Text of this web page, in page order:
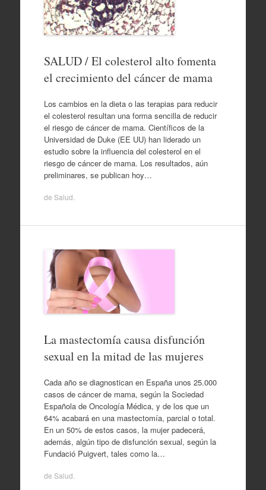
SALUD / El colesterol alto fomenta
el crecimiento del cáncer de mama
Los cambios en la dieta o las terapias para reducir
el colesterol resultan una forma sencilla de reducir
el riesgo de cáncer de mama. Científicos de la
Universidad de Duke (EE UU) han liderado un
estudio sobre la influencia del colesterol en el
riesgo de cáncer de mama. Los resultados, aún
preliminares, se publican hoy…
de Salud
La mastectomía causa disfunción
sexual en la mitad de las mujeres
Cada año se diagnostican en España unos 25.000
casos de cáncer de mama, según la Sociedad
Española de Oncología Médica, y de los que un
64% acabará en una mastectomía, parcial o total.
En un 50% de estos casos, la mujer padecerá,
además, algún tipo de disfunción sexual, según la
Fundació Puigvert, tales como la…
de Salud